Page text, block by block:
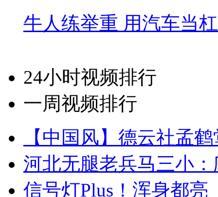
牛人练举重 用汽车当
24小时视频排行
一周视频排行
【中国风】德云社孟
河北无腿老兵马三小
信号灯Plus！浑身都亮